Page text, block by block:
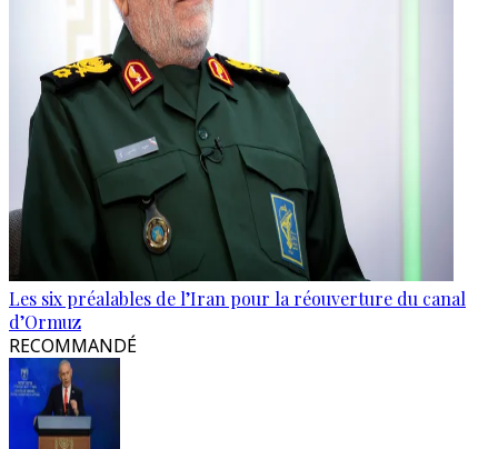
Les six préalables de l’Iran pour la réouverture du canal
d’Ormuz
RECOMMANDÉ